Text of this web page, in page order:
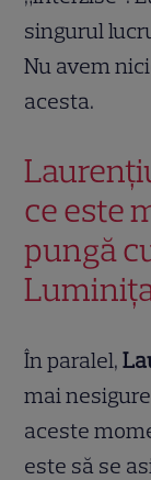
singurul
Nu avem
acesta.
ce este
pungă
În paralel,
mai
aceste
este să se